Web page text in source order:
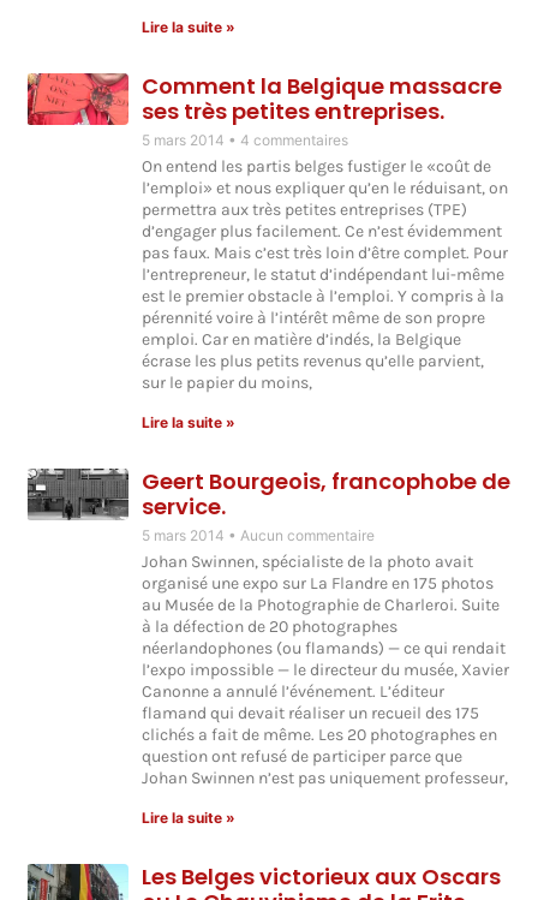
Lire la suite »
Comment la Belgique massacre
ses très petites entreprises.
5 mars 2014 4 commentaires
On entend les partis belges fustiger le «coût de
l’emploi» et nous expliquer qu’en le réduisant, on
permettra aux très petites entreprises (TPE)
d’engager plus facilement. Ce n’est évidemment
pas faux. Mais c’est très loin d’être complet. Pour
l’entrepreneur, le statut d’indépendant lui-même
est le premier obstacle à l’emploi. Y compris à la
pérennité voire à l’intérêt même de son propre
emploi. Car en matière d’indés, la Belgique
écrase les plus petits revenus qu’elle parvient,
sur le papier du moins,
Lire la suite »
Geert Bourgeois, francophobe de
service.
5 mars 2014 Aucun commentaire
Johan Swinnen, spécialiste de la photo avait
organisé une expo sur La Flandre en 175 photos
au Musée de la Photographie de Charleroi. Suite
à la défection de 20 photographes
néerlandophones (ou flamands) — ce qui rendait
l’expo impossible — le directeur du musée, Xavier
Canonne a annulé l’événement. L’éditeur
flamand qui devait réaliser un recueil des 175
clichés a fait de même. Les 20 photographes en
question ont refusé de participer parce que
Johan Swinnen n’est pas uniquement professeur,
Lire la suite »
Les Belges victorieux aux Oscars